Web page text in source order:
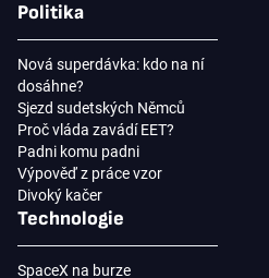
Politika
Nová superdávka: kdo na ní
dosáhne?
Sjezd sudetských Němců
Proč vláda zavádí EET?
Padni komu padni
Výpověď z práce vzor
Divoký kačer
Technologie
SpaceX na burze